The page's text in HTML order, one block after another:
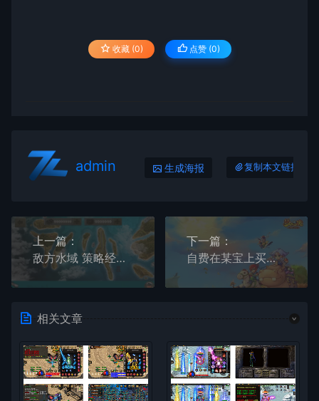
收藏 (0) 点赞 (0)
admin 生成海报 复制本文链接
上一篇：
敌方水域 策略经营游戏
下一篇：
自费在某宝上买的梦幻西游剧情版有GM工具和教学视频
相关文章